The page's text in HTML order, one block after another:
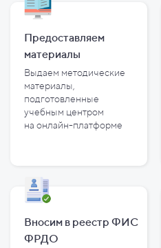
Предоставляем
материалы
Выдаем методические
материалы,
подготовленные
учебным центром
на онлайн-платформе
Вносим в реестр ФИС
ФРДО